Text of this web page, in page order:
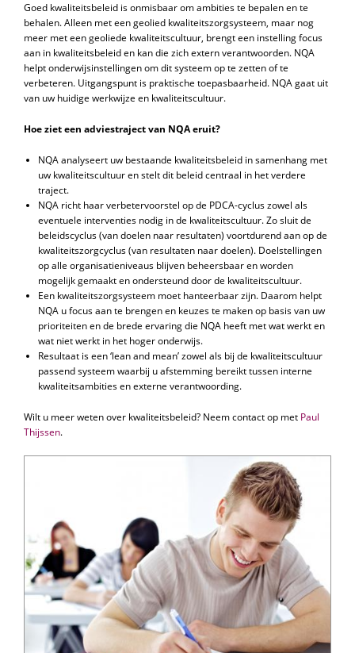
Goed kwaliteitsbeleid is onmisbaar om ambities te bepalen en te
behalen. Alleen met een geolied kwaliteitszorgsysteem, maar nog
meer met een geoliede kwaliteitscultuur, brengt een instelling focus
aan in kwaliteitsbeleid en kan die zich extern verantwoorden. NQA
helpt onderwijsinstellingen om dit systeem op te zetten of te
verbeteren. Uitgangspunt is praktische toepasbaarheid. NQA gaat uit
van uw huidige werkwijze en kwaliteitscultuur.
Hoe ziet een adviestraject van NQA eruit?
NQA analyseert uw bestaande kwaliteitsbeleid in samenhang met
uw kwaliteitscultuur en stelt dit beleid centraal in het verdere
traject.
NQA richt haar verbetervoorstel op de PDCA-cyclus zowel als
eventuele interventies nodig in de kwaliteitscultuur. Zo sluit de
beleidscyclus (van doelen naar resultaten) voortdurend aan op de
kwaliteitszorgcyclus (van resultaten naar doelen). Doelstellingen
op alle organisatieniveaus blijven beheersbaar en worden
mogelijk gemaakt en ondersteund door de kwaliteitscultuur.
Een kwaliteitszorgsysteem moet hanteerbaar zijn. Daarom helpt
NQA u focus aan te brengen en keuzes te maken op basis van uw
prioriteiten en de brede ervaring die NQA heeft met wat werkt en
wat niet werkt in het hoger onderwijs.
Resultaat is een ‘lean and mean’ zowel als bij de kwaliteitscultuur
passend systeem waarbij u afstemming bereikt tussen interne
kwaliteitsambities en externe verantwoording.
Wilt u meer weten over kwaliteitsbeleid? Neem contact op met Paul
Thijssen.